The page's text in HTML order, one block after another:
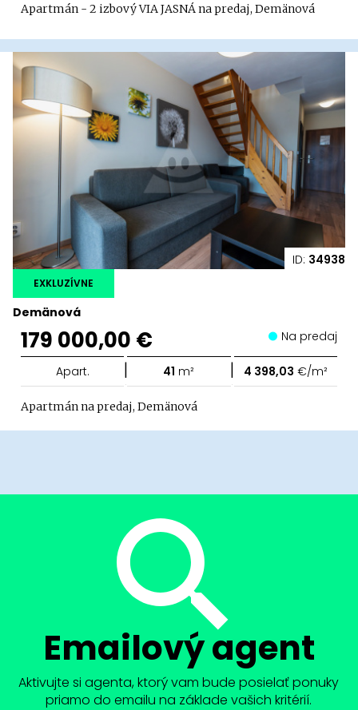
Apartmán - 2 izbový VIA JASNÁ na predaj, Demänová
ID: 34938
Demänová
EXKLUZÍVNE
179 000,00 € Na predaj
Apart. | 41 m² | 4 398,03 €/m²
Apartmán na predaj, Demänová
Emailový agent
Aktivujte si agenta, ktorý vam bude posielať ponuky
priamo do emailu na základe vašich kritérií.